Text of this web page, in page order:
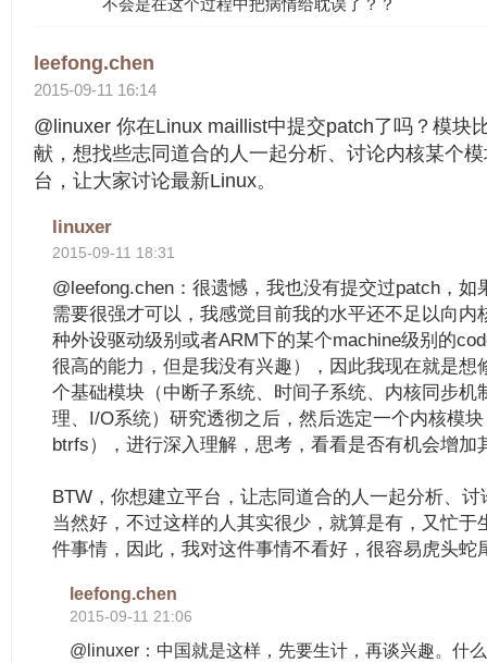
不会是在这个过程中把病情给耽误了？？
leefong.chen
2015-09-11 16:14
@linuxer 你在Linux maillist中提交patch了吗？模块
献，想找些志同道合的人一起分析、讨论内核某个
台，让大家讨论最新Linux。
linuxer
2015-09-11 18:31
@leefong.chen：很遗憾，我也没有提交过patch，如
需要很强才可以，我感觉目前我的水平还不足以向内
种外设驱动级别或者ARM下的某个machine级别的
很高的能力，但是我没有兴趣），因此我现在就是想
个基础模块（中断子系统、时间子系统、内核同步机
理、I/O系统）研究透彻之后，然后选定一个内核模
btrfs），进行深入理解，思考，看看是否有机会增加
BTW，你想建立平台，让志同道合的人一起分析、
当然好，不过这样的人其实很少，就算是有，又忙于
件事情，因此，我对这件事情不看好，很容易虎头蛇
leefong.chen
2015-09-11 21:06
@linuxer：中国就是这样，先要生计，再谈兴趣。什